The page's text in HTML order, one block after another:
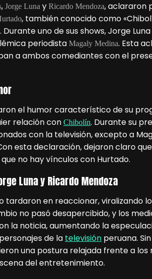
, Jorge Luna y Ricardo Mendoza, aclararon
, también conocido como
uno de sus shows, Jorge
periodista Magaly Medina. Esta
a ambos comediantes con el
el humor característico de su
relación con Chibolín. Durante su
con la televisión, excepto a
esta declaración, dejaron claro
no hay vínculos con Hurtado.
Luna y Ricardo Mendoza
tardaron en reaccionar, viralizando
no pasó desapercibido, y los
la noticia, aumentando la
de la televisión peruana.
una postura relajada frente a los
del entretenimiento.